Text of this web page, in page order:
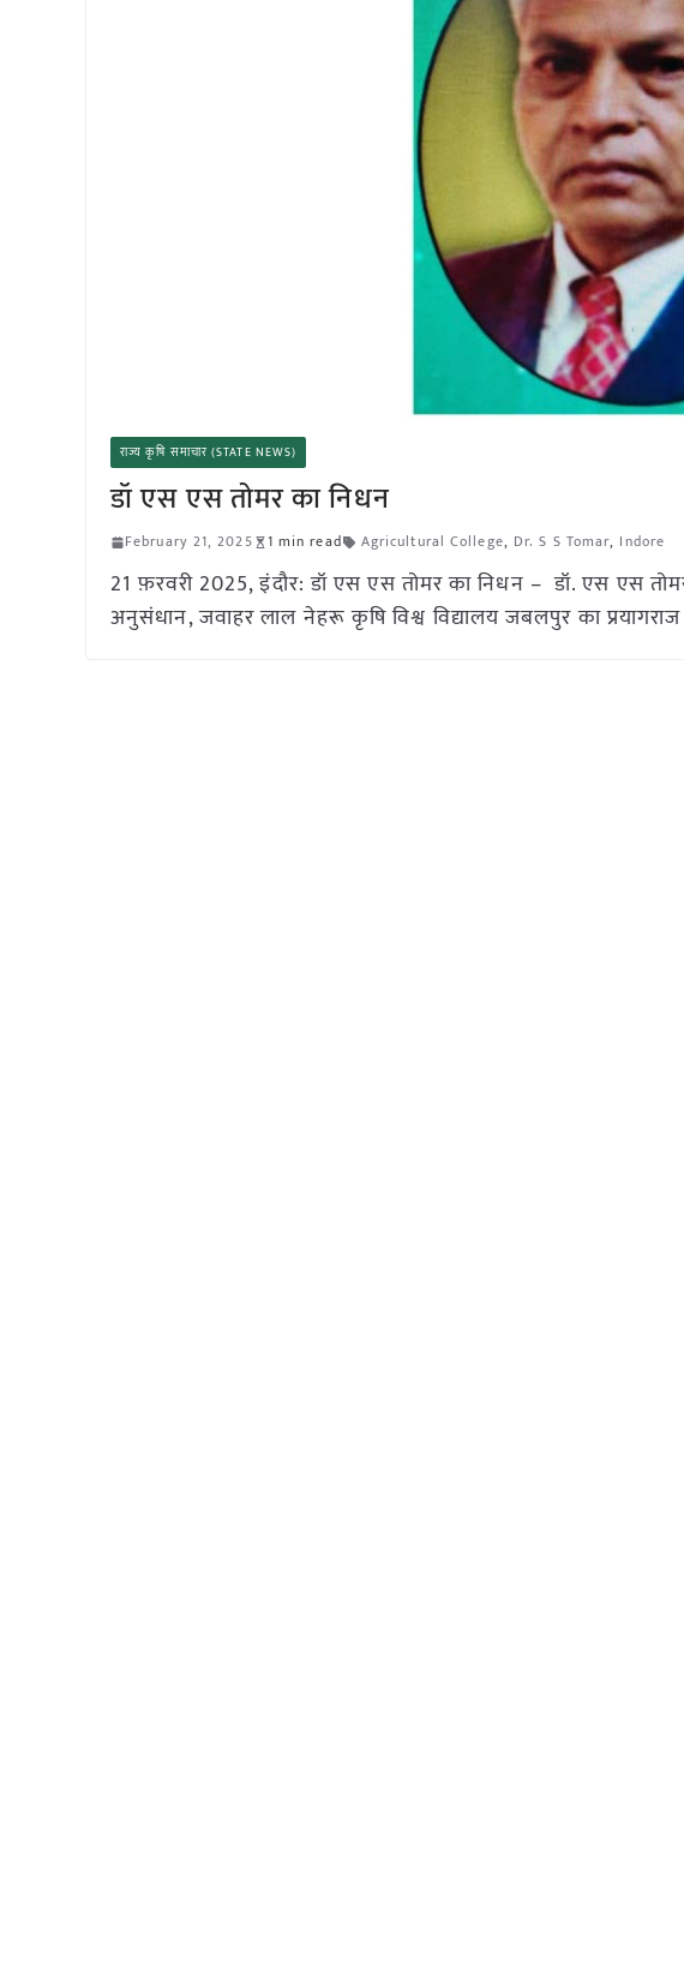
राज्य कृषि समाचार (STATE NEWS)
डॉ एस एस तोमर का निधन
February 21, 2025 1 min read Agricultural College, Dr. S S Tomar, Indore
21 फ़रवरी 2025, इंदौर: डॉ एस एस तोमर का निधन – डॉ. एस एस
अनुसंधान, जवाहर लाल नेहरू कृषि विश्व विद्यालय जबलपुर का